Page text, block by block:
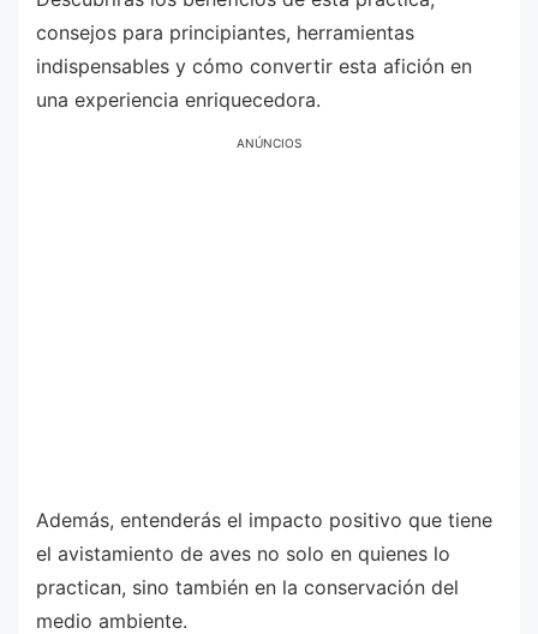
consejos para principiantes, herramientas
indispensables y cómo convertir esta afición en
una experiencia enriquecedora.
ANÚNCIOS
Además, entenderás el impacto positivo que tiene
el avistamiento de aves no solo en quienes lo
practican, sino también en la conservación del
medio ambiente.